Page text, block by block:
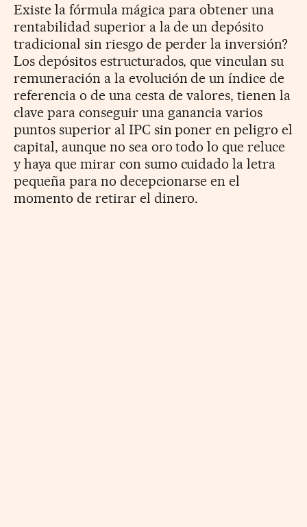
Existe la fórmula mágica para obtener una
rentabilidad superior a la de un depósito
tradicional sin riesgo de perder la inversión?
Los depósitos estructurados, que vinculan su
remuneración a la evolución de un índice de
referencia o de una cesta de valores, tienen la
clave para conseguir una ganancia varios
puntos superior al IPC sin poner en peligro el
capital, aunque no sea oro todo lo que reluce
y haya que mirar con sumo cuidado la letra
pequeña para no decepcionarse en el
momento de retirar el dinero.